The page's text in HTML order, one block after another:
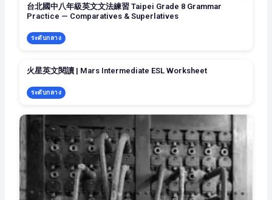
台北國中八年級英文文法練習 Taipei Grade 8 Grammar
Practice — Comparatives & Superlatives
ระดับกลาง
火星英文閱讀 | Mars Intermediate ESL Worksheet
ระดับกลาง